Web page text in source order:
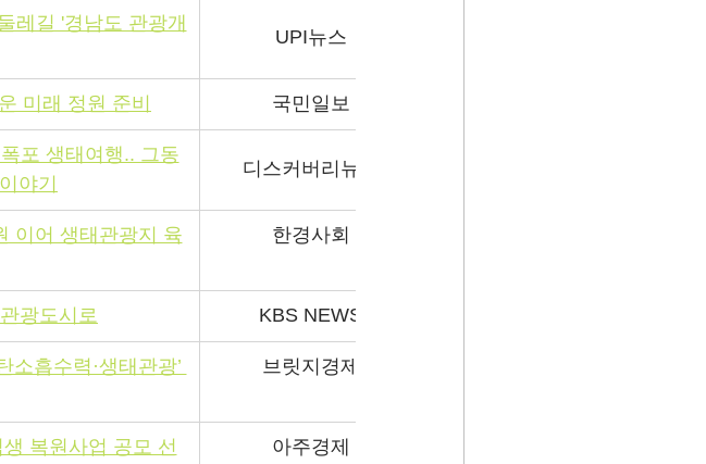
레길 '경남도 관광개
UPI뉴스
미래 정원 준비 국민일보
포 생태여행.. 그동
야기
디스커버리뉴스
이어 생태관광지 육
한경사회
광도시로 KBS NEWS
소흡수력·생태관광’
브릿지경제
복원사업 공모 선
아주경제